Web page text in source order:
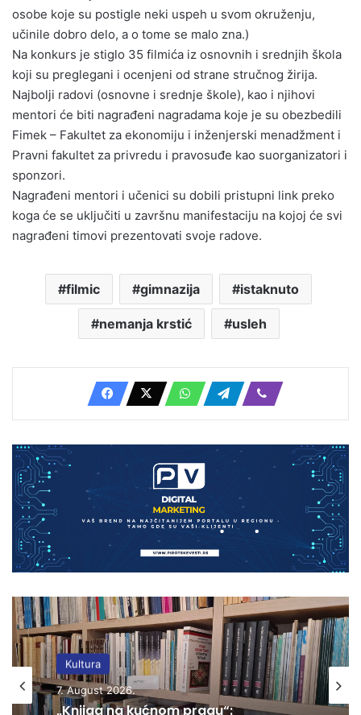
osobe koje su postigle neki uspeh u svom okruženju,
učinile dobro delo, a o tome se malo zna.)
Na konkurs je stiglo 35 filmića iz osnovnih i srednjih škola
koji su preglegani i ocenjeni od strane stručnog žirija.
Najbolji radovi (osnovne i srednje škole), kao i njihovi
mentori će biti nagrađeni nagradama koje je su obezbedili
Fimek – Fakultet za ekonomiju i inženjerski menadžment i
Pravni fakultet za privredu i pravosuđe kao suorganizatori i
sponzori.
Nagrađeni mentori i učenici su dobili pristupni link preko
koga će se uključiti u završnu manifestaciju na kojoj će svi
nagrađeni timovi prezentovati svoje radove.
filmic gimnazija istaknuto
nemanja krstić usleh
Kultura
7. August 2026.
„Knjiga na kućnom pragu“: